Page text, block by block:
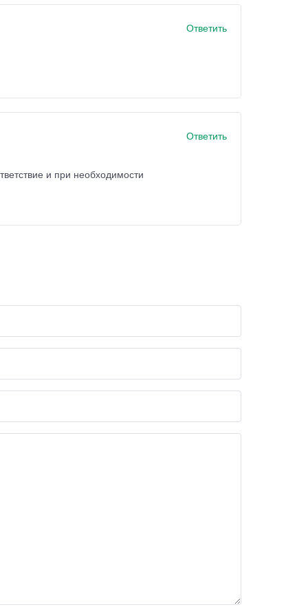
Ответить
и при необходимости
Ответить